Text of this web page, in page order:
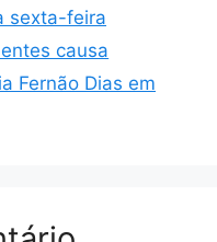
sexta-feira
causa
Fernão Dias em